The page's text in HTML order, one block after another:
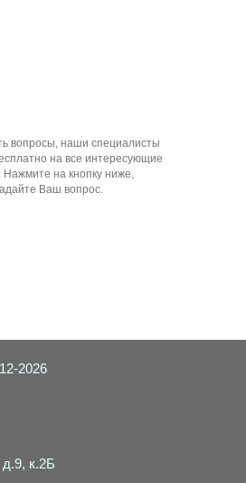
вопросы, наши специалисты
на все интересующие
Нажмите на кнопку ниже,
Ваш вопрос.
2026
к.2Б